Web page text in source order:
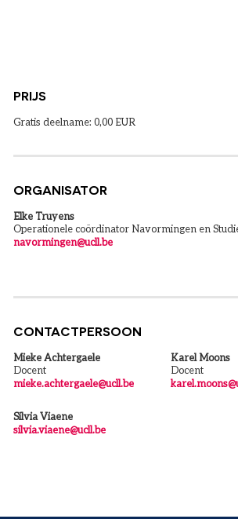
PRIJS
Gratis deelname: 0,00 EUR
ORGANISATOR
Elke Truyens
Operationele coördinator Navormingen en
navormingen@ucll.be
CONTACTPERSOON
Mieke Achtergaele
Docent
mieke.achtergaele@ucll.be
Karel Moons
Docent
Silvia Viaene
silvia.viaene@ucll.be